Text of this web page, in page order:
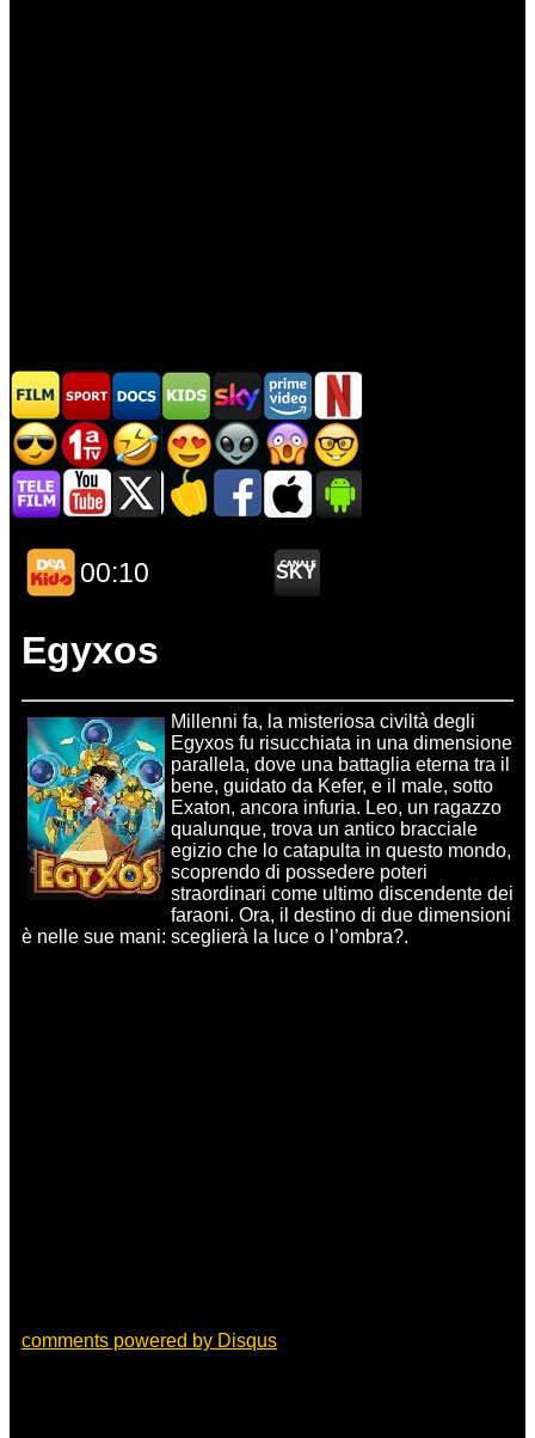
Egyxos
Millenni fa, la misteriosa civiltà degli
Egyxos fu risucchiata in una dimensione
parallela, dove una battaglia eterna tra il
bene, guidato da Kefer, e il male, sotto
Exaton, ancora infuria. Leo, un ragazzo
qualunque, trova un antico bracciale
egizio che lo catapulta in questo mondo,
scoprendo di possedere poteri
straordinari come ultimo discendente dei
faraoni. Ora, il destino di due dimensioni
è nelle sue mani: sceglierà la luce o l’ombra?.
comments powered by Disqus